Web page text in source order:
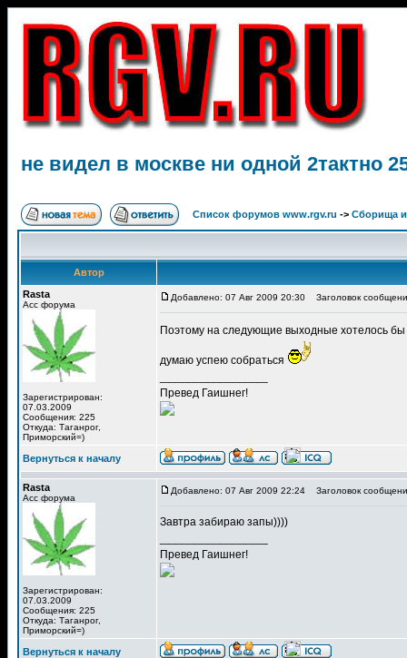
не видел в москве ни одной 2тактно
Список форумов www.rgv.ru -> Сборища и
Автор
Rasta
Асс форума
Зарегистрирован:
07.03.2009
Сообщения: 225
Откуда: Таганрог,
Приморский=)
Добавлено: 07 Авг 2009 20:30 Заголовок
Поэтому на следующие выходные хотелось бы
думаю успею собраться
Превед Гаишнег!
Вернуться к началу
Rasta
Асс форума
Зарегистрирован:
07.03.2009
Сообщения: 225
Откуда: Таганрог,
Приморский=)
Добавлено: 07 Авг 2009 22:24 Заголовок
Завтра забираю запы))))
Превед Гаишнег!
Вернуться к началу